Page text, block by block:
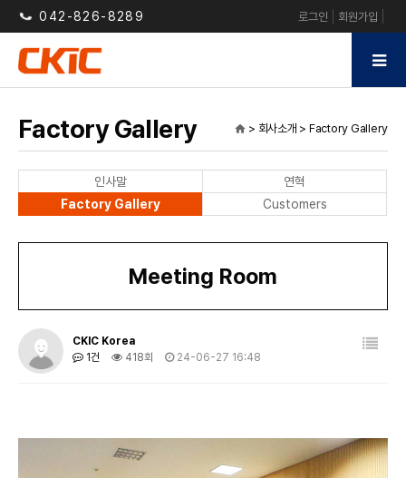
042-826-8289 로그인 회원가입
Factory Gallery home > 회사소개 > Factory Gallery
인사말
연혁
Factory Gallery
Customers
Meeting Room
CKIC Korea
1건
418회 24-06-27 16:48